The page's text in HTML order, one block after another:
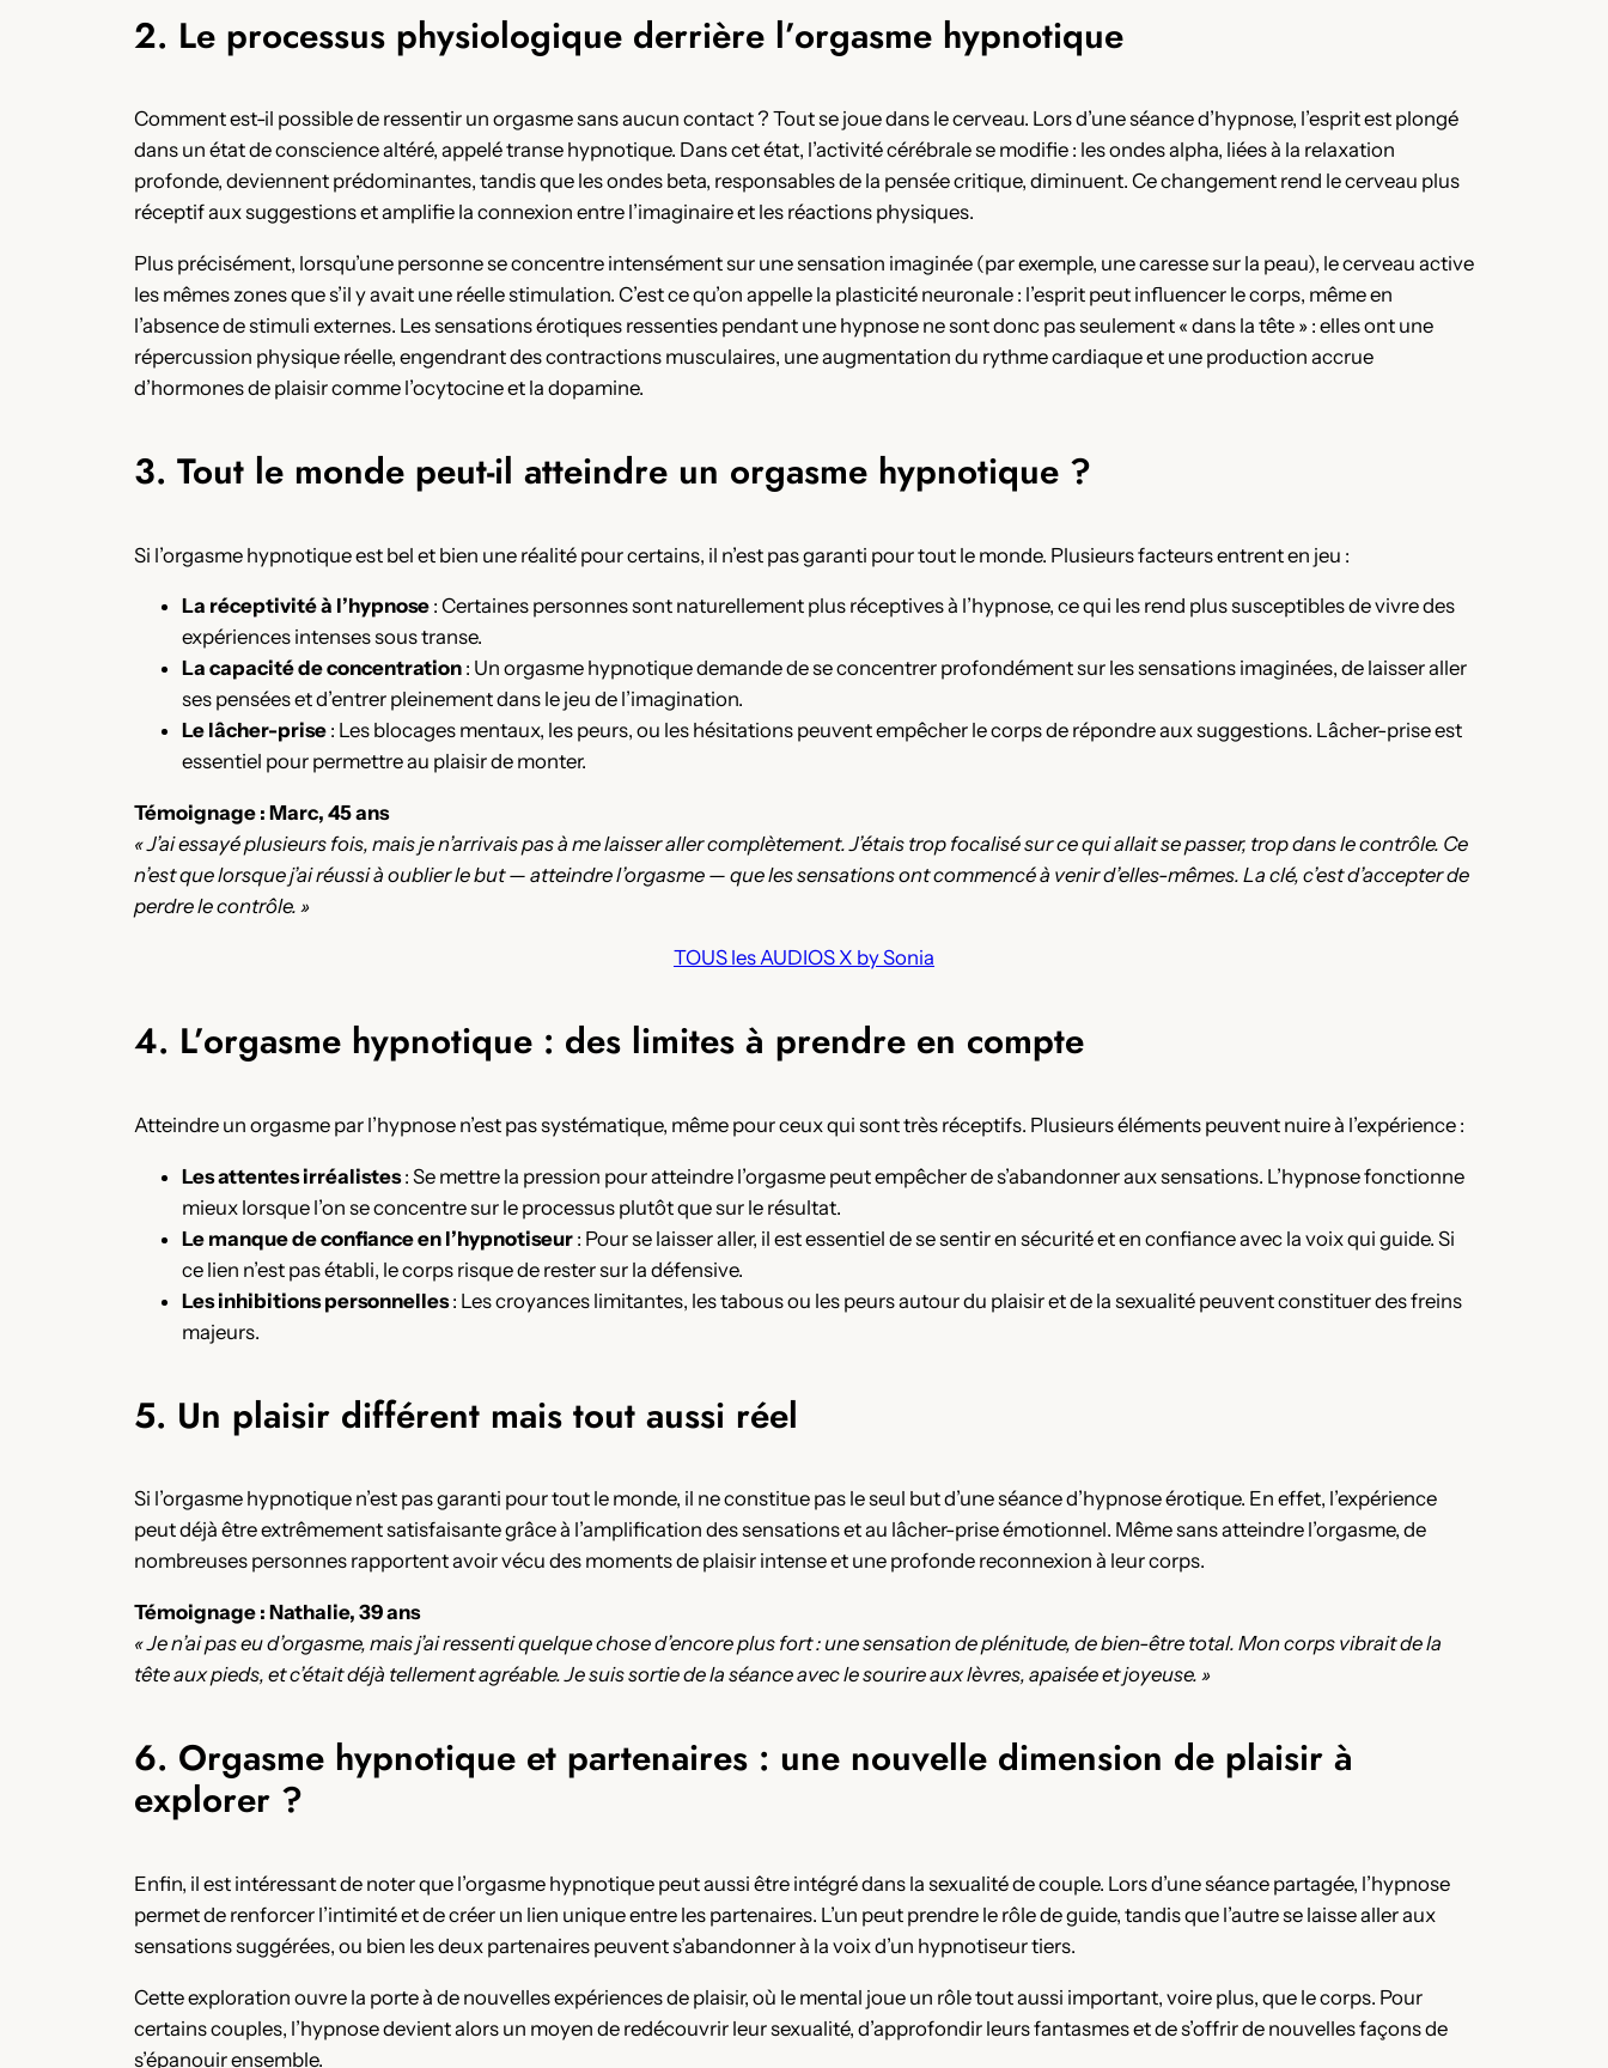
2. Le processus physiologique derrière l’orgasme hypnotique
Comment est-il possible de ressentir un orgasme sans aucun contact ? Tout se joue dans le cerveau. Lors d’une séance d’hypnose, l’esprit est plongé
dans un état de conscience altéré, appelé transe hypnotique. Dans cet état, l’activité cérébrale se modifie : les ondes alpha, liées à la relaxation
profonde, deviennent prédominantes, tandis que les ondes beta, responsables de la pensée critique, diminuent. Ce changement rend le cerveau plus
réceptif aux suggestions et amplifie la connexion entre l’imaginaire et les réactions physiques.
Plus précisément, lorsqu’une personne se concentre intensément sur une sensation imaginée (par exemple, une caresse sur la peau), le cerveau active
les mêmes zones que s’il y avait une réelle stimulation. C’est ce qu’on appelle la plasticité neuronale : l’esprit peut influencer le corps, même en
l’absence de stimuli externes. Les sensations érotiques ressenties pendant une hypnose ne sont donc pas seulement « dans la tête » : elles ont une
répercussion physique réelle, engendrant des contractions musculaires, une augmentation du rythme cardiaque et une production accrue
d’hormones de plaisir comme l’ocytocine et la dopamine.
3. Tout le monde peut-il atteindre un orgasme hypnotique ?
Si l’orgasme hypnotique est bel et bien une réalité pour certains, il n’est pas garanti pour tout le monde. Plusieurs facteurs entrent en jeu :
La réceptivité à l’hypnose : Certaines personnes sont naturellement plus réceptives à l’hypnose, ce qui les rend plus susceptibles de vivre des
expériences intenses sous transe.
La capacité de concentration : Un orgasme hypnotique demande de se concentrer profondément sur les sensations imaginées, de laisser aller
ses pensées et d’entrer pleinement dans le jeu de l’imagination.
Le lâcher-prise : Les blocages mentaux, les peurs, ou les hésitations peuvent empêcher le corps de répondre aux suggestions. Lâcher-prise est
essentiel pour permettre au plaisir de monter.
Témoignage : Marc, 45 ans
« J’ai essayé plusieurs fois, mais je n’arrivais pas à me laisser aller complètement. J’étais trop focalisé sur ce qui allait se passer, trop dans le contrôle. Ce
n’est que lorsque j’ai réussi à oublier le but — atteindre l’orgasme — que les sensations ont commencé à venir d’elles-mêmes. La clé, c’est d’accepter de
perdre le contrôle. »
TOUS les AUDIOS X by Sonia
4. L’orgasme hypnotique : des limites à prendre en compte
Atteindre un orgasme par l’hypnose n’est pas systématique, même pour ceux qui sont très réceptifs. Plusieurs éléments peuvent nuire à l’expérience :
Les attentes irréalistes: Se mettre la pression pour atteindre l’orgasme peut empêcher de s’abandonner aux sensations. L’hypnose fonctionne
mieux lorsque l’on se concentre sur le processus plutôt que sur le résultat.
Le manque de confiance en l’hypnotiseur : Pour se laisser aller, il est essentiel de se sentir en sécurité et en confiance avec la voix qui guide. Si
ce lien n’est pas établi, le corps risque de rester sur la défensive.
Les inhibitions personnelles: Les croyances limitantes, les tabous ou les peurs autour du plaisir et de la sexualité peuvent constituer des freins
majeurs.
5. Un plaisir différent mais tout aussi réel
Si l’orgasme hypnotique n’est pas garanti pour tout le monde, il ne constitue pas le seul but d’une séance d’hypnose érotique. En effet, l’expérience
peut déjà être extrêmement satisfaisante grâce à l’amplification des sensations et au lâcher-prise émotionnel. Même sans atteindre l’orgasme, de
nombreuses personnes rapportent avoir vécu des moments de plaisir intense et une profonde reconnexion à leur corps.
Témoignage : Nathalie, 39 ans
« Je n’ai pas eu d’orgasme, mais j’ai ressenti quelque chose d’encore plus fort : une sensation de plénitude, de bien-être total. Mon corps vibrait de la
tête aux pieds, et c’était déjà tellement agréable. Je suis sortie de la séance avec le sourire aux lèvres, apaisée et joyeuse. »
6. Orgasme hypnotique et partenaires : une nouvelle dimension de plaisir à
explorer ?
Enfin, il est intéressant de noter que l’orgasme hypnotique peut aussi être intégré dans la sexualité de couple. Lors d’une séance partagée, l’hypnose
permet de renforcer l’intimité et de créer un lien unique entre les partenaires. L’un peut prendre le rôle de guide, tandis que l’autre se laisse aller aux
sensations suggérées, ou bien les deux partenaires peuvent s’abandonner à la voix d’un hypnotiseur tiers.
Cette exploration ouvre la porte à de nouvelles expériences de plaisir, où le mental joue un rôle tout aussi important, voire plus, que le corps. Pour
certains couples, l’hypnose devient alors un moyen de redécouvrir leur sexualité, d’approfondir leurs fantasmes et de s’offrir de nouvelles façons de
s’épanouir ensemble.